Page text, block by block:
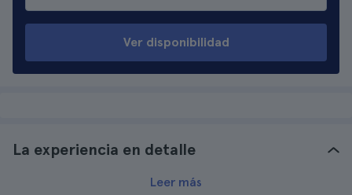
Ver disponibilidad
La experiencia en detalle
Leer más